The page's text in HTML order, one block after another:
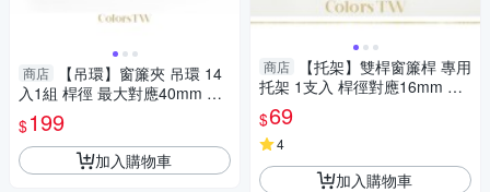
商店
【吊環】窗簾夾 吊環 14
入1組 桿徑 最大對應40mm 配
件 鱷魚夾 五金用品
$199
加入購物車
商店
【托架】雙桿窗簾桿 專用
托架 1支入 桿徑對應16mm 配
件 五金用品
$69
4
加入購物車